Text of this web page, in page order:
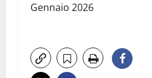
Gennaio 2026